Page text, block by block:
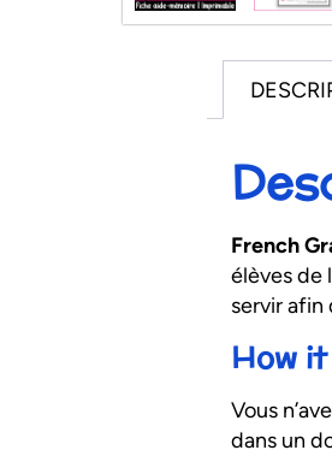
French
élèves de
servir afin
How
Vous
dans un